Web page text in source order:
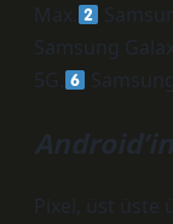
Max.
Samsung
5G.
Pixel, üst üste